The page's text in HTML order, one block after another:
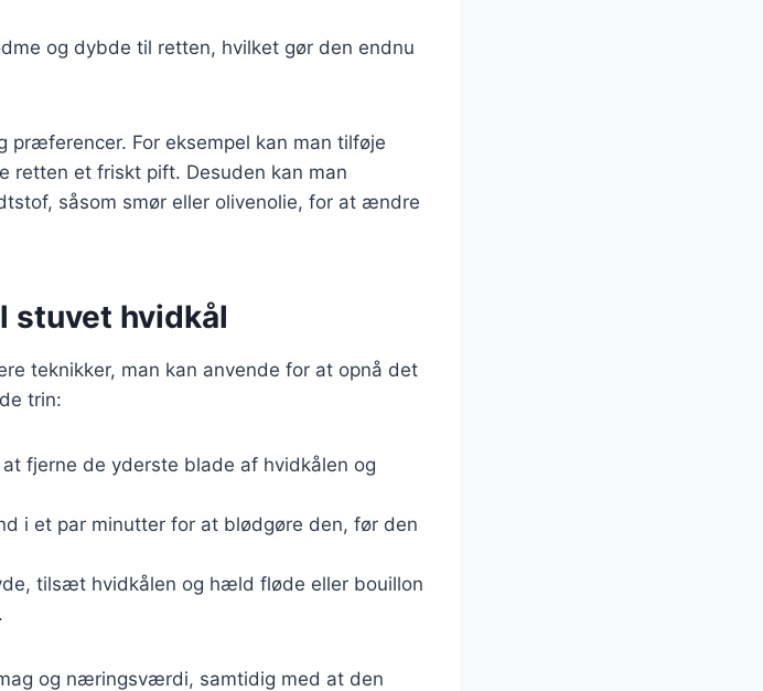
og dybde til retten, hvilket gør den endnu
præferencer. For eksempel kan man tilføje
retten et friskt pift. Desuden kan man
såsom smør eller olivenolie, for at ændre
stuvet hvidkål
teknikker, man kan anvende for at opnå det
trin:
fjerne de yderste blade af hvidkålen og
i et par minutter for at blødgøre den, før den
tilsæt hvidkålen og hæld fløde eller bouillon
og næringsværdi, samtidig med at den